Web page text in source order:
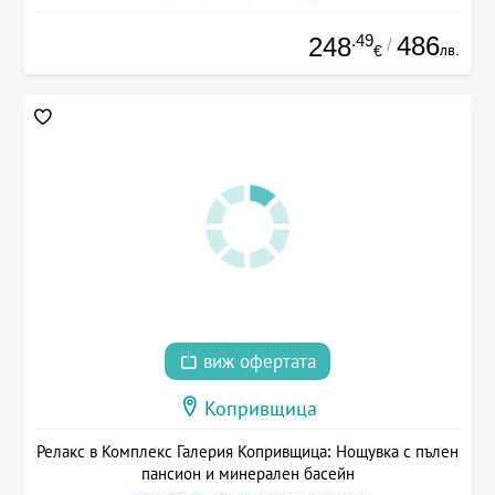
248.49
€ / 486лв.
виж офертата
Копривщица
Релакс в Комплекс Галерия Копривщица: Нощувка с пълен
пансион и минерален басейн